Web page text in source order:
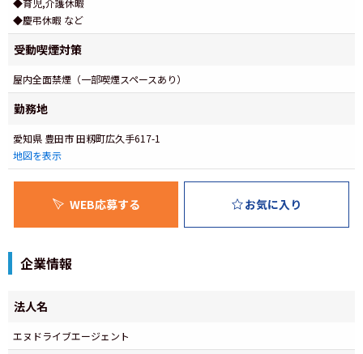
◆育児,介護休暇
◆慶弔休暇 など
受動喫煙対策
屋内全面禁煙（一部喫煙スペースあり）
勤務地
愛知県 豊田市 田籾町広久手617-1
地図を表示
WEB応募する お気に入り
企業情報
法人名
エヌドライブエージェント